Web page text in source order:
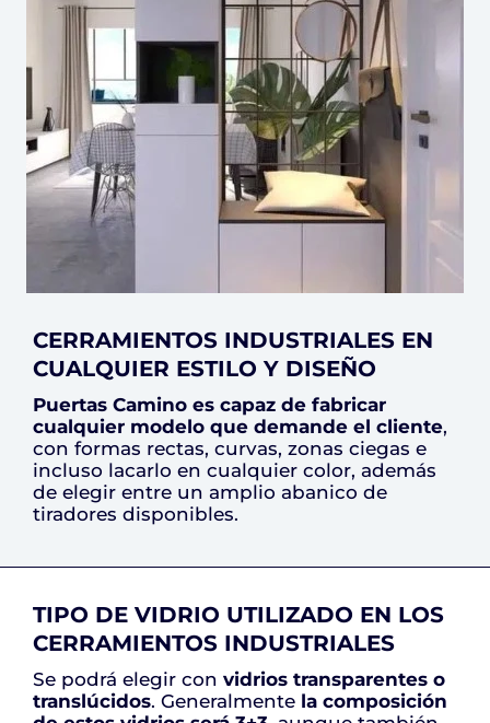
CERRAMIENTOS INDUSTRIALES EN
CUALQUIER ESTILO Y DISEÑO
Puertas Camino es capaz de fabricar
cualquier modelo que demande el cliente,
con formas rectas, curvas, zonas ciegas e
incluso lacarlo en cualquier color, además
de elegir entre un amplio abanico de
tiradores disponibles.
TIPO DE VIDRIO UTILIZADO EN LOS
CERRAMIENTOS INDUSTRIALES
Se podrá elegir con vidrios transparentes o
translúcidos. Generalmente la composición